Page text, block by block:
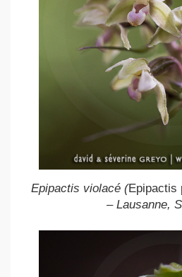
Epipactis violacé (Epipactis
– Lausanne,